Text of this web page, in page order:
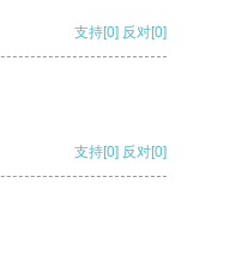
支持[0] 反对[0]
支持[0] 反对[0]